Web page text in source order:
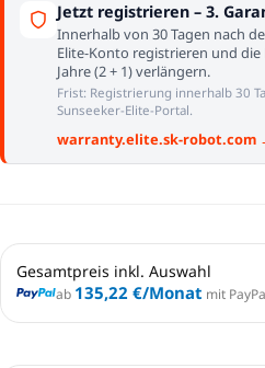
Jetzt registrieren – 3.
Innerhalb von 30 Tagen nach
Elite-Konto registrieren und
Jahre (2 + 1) verlängern.
Frist: Registrierung innerhalb 30
Sunseeker-Elite-Portal.
warranty.elite.sk-robot.com
Gesamtpreis inkl. Auswahl
ab 135,22 €/Monat mit